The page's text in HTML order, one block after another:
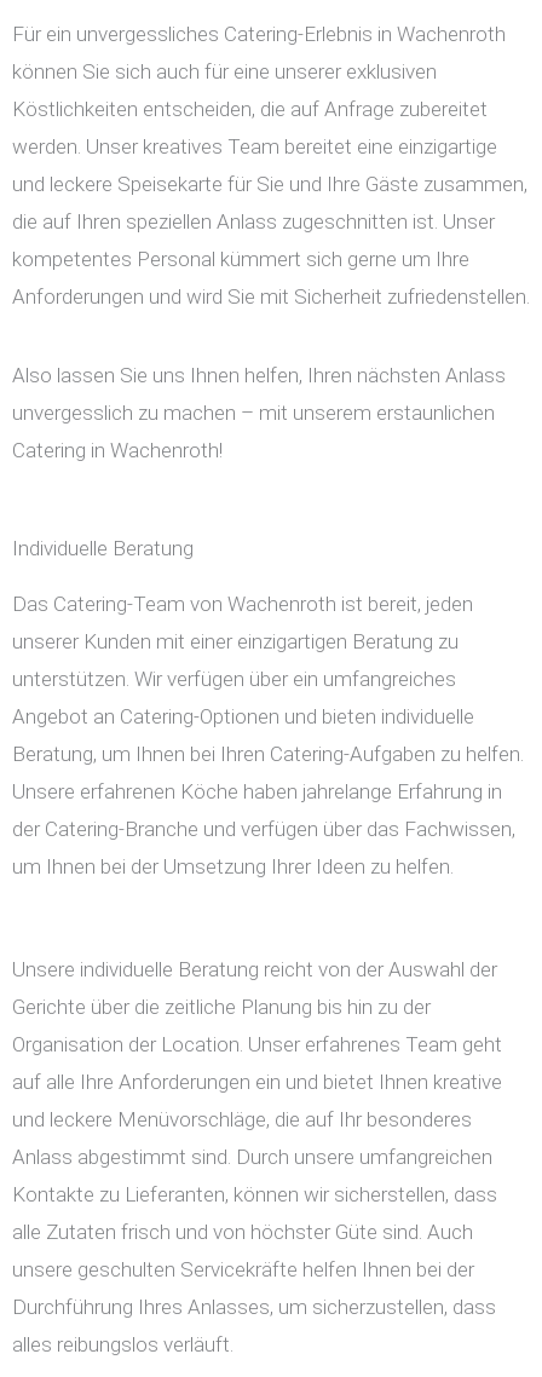
Für ein unvergessliches Catering-Erlebnis in Wachenroth
können Sie sich auch für eine unserer exklusiven
Köstlichkeiten entscheiden, die auf Anfrage zubereitet
werden. Unser kreatives Team bereitet eine einzigartige
und leckere Speisekarte für Sie und Ihre Gäste zusammen,
die auf Ihren speziellen Anlass zugeschnitten ist. Unser
kompetentes Personal kümmert sich gerne um Ihre
Anforderungen und wird Sie mit Sicherheit zufriedenstellen.
Also lassen Sie uns Ihnen helfen, Ihren nächsten Anlass
unvergesslich zu machen – mit unserem erstaunlichen
Catering in Wachenroth!
Individuelle Beratung
Das Catering-Team von Wachenroth ist bereit, jeden
unserer Kunden mit einer einzigartigen Beratung zu
unterstützen. Wir verfügen über ein umfangreiches
Angebot an Catering-Optionen und bieten individuelle
Beratung, um Ihnen bei Ihren Catering-Aufgaben zu helfen.
Unsere erfahrenen Köche haben jahrelange Erfahrung in
der Catering-Branche und verfügen über das Fachwissen,
um Ihnen bei der Umsetzung Ihrer Ideen zu helfen.
Unsere individuelle Beratung reicht von der Auswahl der
Gerichte über die zeitliche Planung bis hin zu der
Organisation der Location. Unser erfahrenes Team geht
auf alle Ihre Anforderungen ein und bietet Ihnen kreative
und leckere Menüvorschläge, die auf Ihr besonderes
Anlass abgestimmt sind. Durch unsere umfangreichen
Kontakte zu Lieferanten, können wir sicherstellen, dass
alle Zutaten frisch und von höchster Güte sind. Auch
unsere geschulten Servicekräfte helfen Ihnen bei der
Durchführung Ihres Anlasses, um sicherzustellen, dass
alles reibungslos verläuft.